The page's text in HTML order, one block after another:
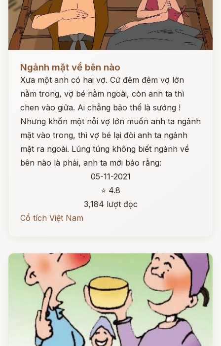
Ngảnh mặt về bên nào
Xưa một anh có hai vợ. Cứ đêm đêm vợ lớn
nằm trong, vợ bé nằm ngoài, còn anh ta thì
chen vào giữa. Ai chẳng bảo thế là sướng !
Nhưng khốn một nỗi vợ lớn muốn anh ta ngảnh
mặt vào trong, thì vợ bé lại đòi anh ta ngảnh
mặt ra ngoài. Lúng túng không biết ngảnh về
bên nào là phải, anh ta mới bảo rằng:
05-11-2021
⭐ 4.8
3,184 lượt đọc
Cổ tích Việt Nam